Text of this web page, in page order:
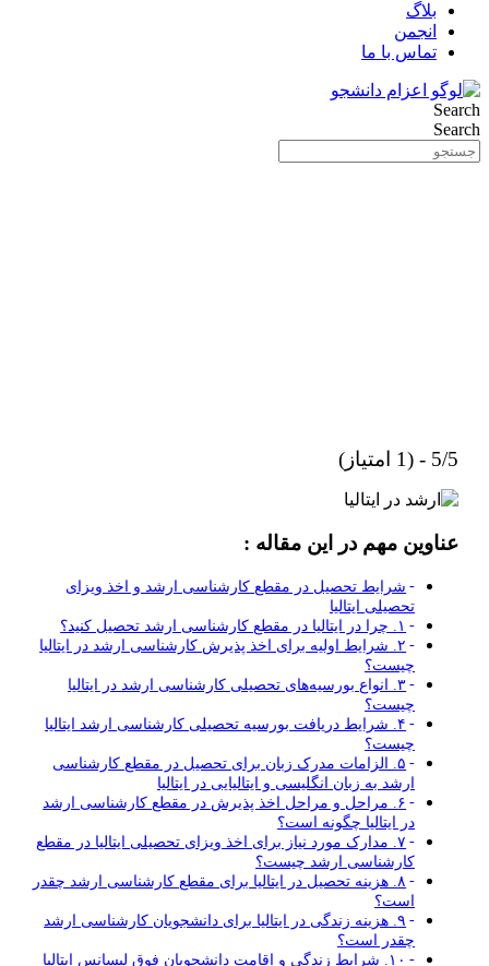
بلاگ
انجمن
تماس با ما
Search
Search
5/5 - (1 امتیاز)
عناوین مهم در این مقاله :
شرایط تحصیل در مقطع کارشناسی ارشد و اخذ ویزای
تحصیلی ایتالیا
۱. چرا در ایتالیا در مقطع کارشناسی ارشد تحصیل کنید؟
۲. شرایط اولیه برای اخذ پذیرش کارشناسی ارشد در ایتالیا
چیست؟
۳. انواع بورسیه‌های تحصیلی کارشناسی ارشد در ایتالیا
چیست؟
۴. شرایط دریافت بورسیه تحصیلی کارشناسی ارشد ایتالیا
چیست؟
۵. الزامات مدرک زبان برای تحصیل در مقطع کارشناسی
ارشد به زبان انگلیسی و ایتالیایی در ایتالیا
۶. مراحل و مراحل اخذ پذیرش در مقطع کارشناسی ارشد
در ایتالیا چگونه است؟
۷. مدارک مورد نیاز برای اخذ ویزای تحصیلی ایتالیا در مقطع
کارشناسی ارشد چیست؟
۸. هزینه تحصیل در ایتالیا برای مقطع کارشناسی ارشد چقدر
است؟
۹. هزینه زندگی در ایتالیا برای دانشجویان کارشناسی ارشد
چقدر است؟
۱۰. شرایط زندگی و اقامت دانشجویان فوق لیسانس ایتالیا